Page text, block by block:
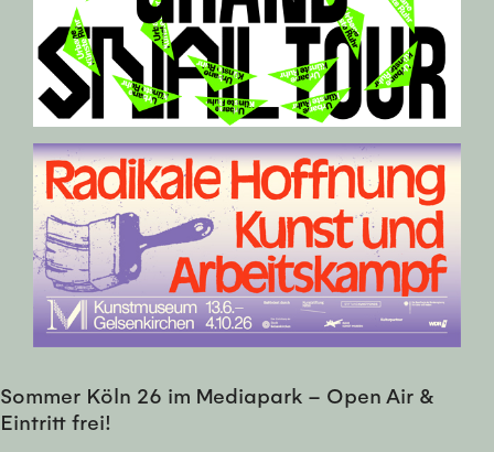
Sommer Köln 26 im Mediapark – Open Air &
Eintritt frei!